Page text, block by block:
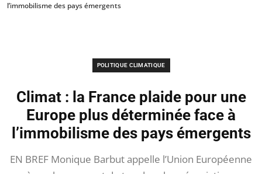
l’immobilisme des pays émergents
POLITIQUE CLIMATIQUE
Climat : la France plaide pour une
Europe plus déterminée face à
l’immobilisme des pays émergents
EN BREF Monique Barbut appelle l’Union Européenne